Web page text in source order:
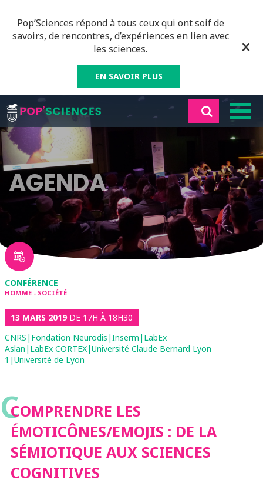
Pop’Sciences répond à tous ceux qui ont soif de
savoirs, de rencontres, d’expériences en lien avec
les sciences.
EN SAVOIR PLUS
AGENDA
CONFÉRENCE
HOMME - SOCIÉTÉ
13 MARS 2019DE 17H À 18H30
CNRS|Fondation Neurodis|Inserm|LabEx
Aslan|LabEx CORTEX|Université Claude Bernard Lyon
1|Université de Lyon
CCOMPRENDRE LES
ÉMOTICÔNES/EMOJIS : DE LA
SÉMIOTIQUE AUX SCIENCES
COGNITIVES